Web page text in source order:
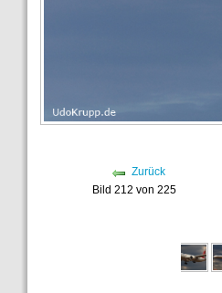
Zurück
Bild 212 von 225